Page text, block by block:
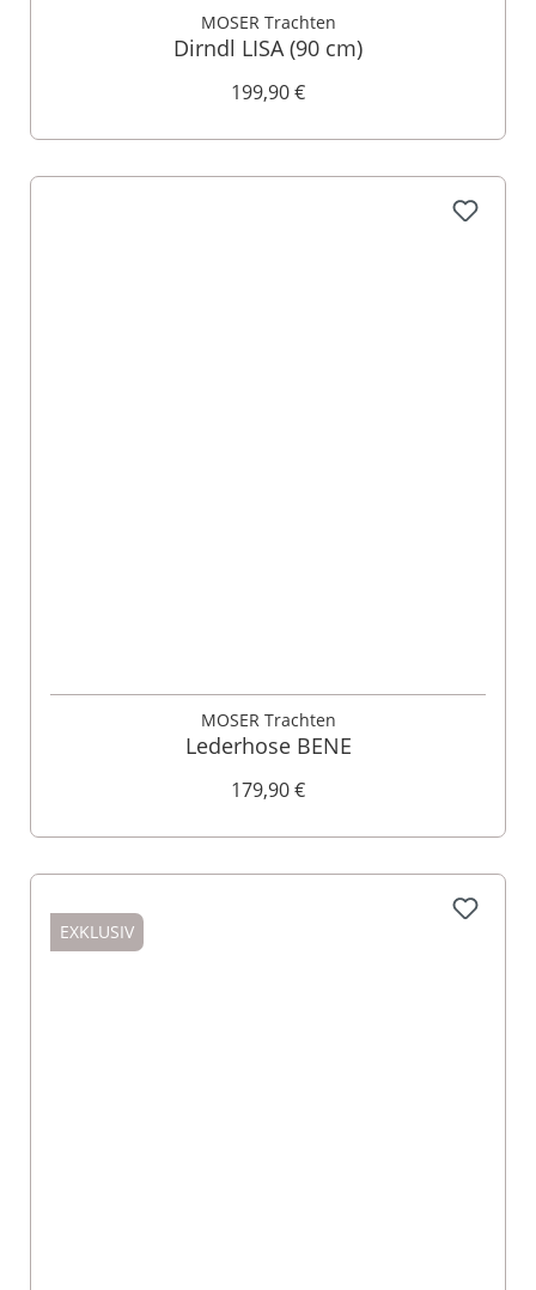
MOSER Trachten
Dirndl LISA (90 cm)
199,90 €
MOSER Trachten
Lederhose BENE
179,90 €
EXKLUSIV